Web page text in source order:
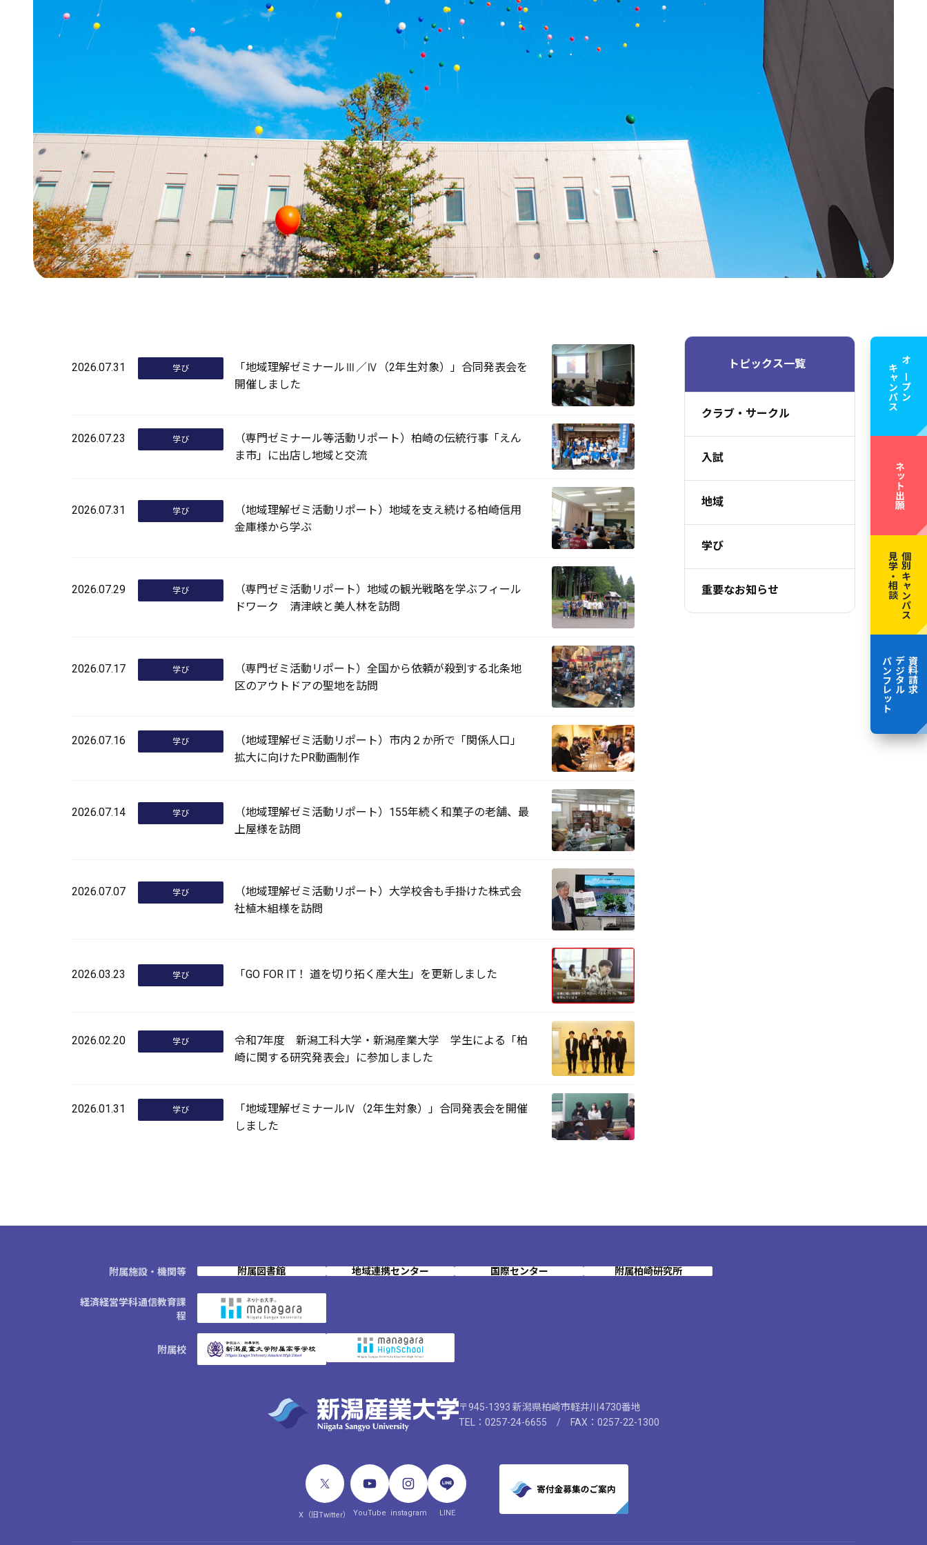
オープン
キャンパス
ネット出願
個別キャンパス
見学・相談
資料請求
デジタル
パンフレット
2026.07.31 学び
「地域理解ゼミナールⅢ／Ⅳ（2年生対象）」合同発表会を
開催しました
2026.07.23 学び
（専門ゼミナール等活動リポート）柏崎の伝統行事「えん
ま市」に出店し地域と交流
2026.07.31 学び
（地域理解ゼミ活動リポート）地域を支え続ける柏崎信用
金庫様から学ぶ
2026.07.29 学び
（専門ゼミ活動リポート）地域の観光戦略を学ぶフィール
ドワーク 清津峡と美人林を訪問
2026.07.17 学び
（専門ゼミ活動リポート）全国から依頼が殺到する北条地
区のアウトドアの聖地を訪問
2026.07.16 学び
（地域理解ゼミ活動リポート）市内２か所で「関係人口」
拡大に向けたPR動画制作
2026.07.14 学び
（地域理解ゼミ活動リポート）155年続く和菓子の老舗、最
上屋様を訪問
2026.07.07 学び
（地域理解ゼミ活動リポート）大学校舎も手掛けた株式会
社植木組様を訪問
2026.03.23 学び 「GO FOR IT！ 道を切り拓く産大生」を更新しました
2026.02.20 学び
令和7年度 新潟工科大学・新潟産業大学 学生による「柏
崎に関する研究発表会」に参加しました
2026.01.31 学び
「地域理解ゼミナールⅣ（2年生対象）」合同発表会を開催
しました
トピックス一覧
クラブ・サークル
入試
地域
学び
重要なお知らせ
附属施設・機関等 附属図書館 地域連携センター 国際センター 附属柏崎研究所
経済経営学科通信教育課
程
附属校
〒945-1393 新潟県柏崎市軽井川4730番地
TEL：0257-24-6655 / FAX：0257-22-1300
X（旧Twitter） YouTube instagram LINE